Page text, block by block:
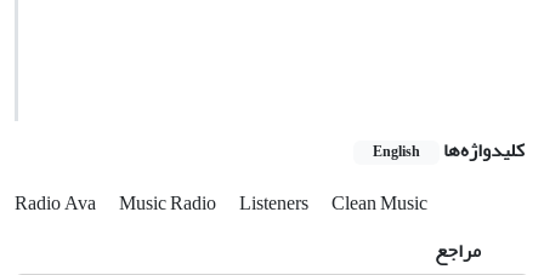
کلیدواژه‌ها English
Radio Ava Music Radio Listeners
Clean Music
مراجع